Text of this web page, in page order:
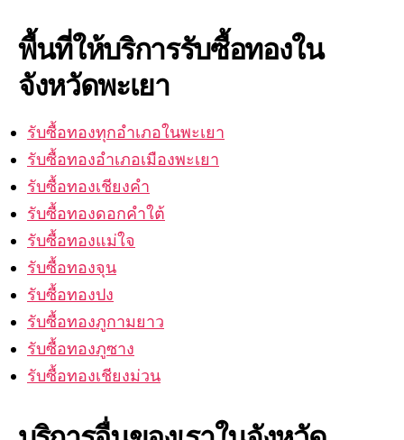
พื้นที่ให้บริการรับซื้อทองใน
จังหวัดพะเยา
รับซื้อทองทุกอำเภอในพะเยา
รับซื้อทองอำเภอเมืองพะเยา
รับซื้อทองเชียงคำ
รับซื้อทองดอกคำใต้
รับซื้อทองแม่ใจ
รับซื้อทองจุน
รับซื้อทองปง
รับซื้อทองภูกามยาว
รับซื้อทองภูซาง
รับซื้อทองเชียงม่วน